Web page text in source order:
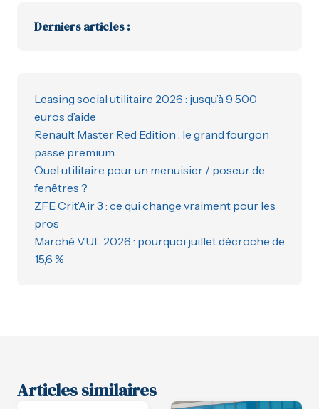
Derniers articles :
Leasing social utilitaire 2026 : jusqu’à 9 500
euros d’aide
Renault Master Red Edition : le grand fourgon
passe premium
Quel utilitaire pour un menuisier / poseur de
fenêtres ?
ZFE Crit’Air 3 : ce qui change vraiment pour les
pros
Marché VUL 2026 : pourquoi juillet décroche de
15,6 %
Articles similaires